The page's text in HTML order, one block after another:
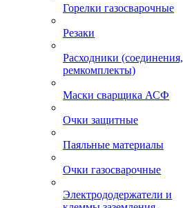
Горелки газосварочные
Резаки
Расходники (соединения,
ремкомплекты)
Маски сварщика АСФ
Очки защитные
Паяльные материалы
Очки газосварочные
Электрододержатели и